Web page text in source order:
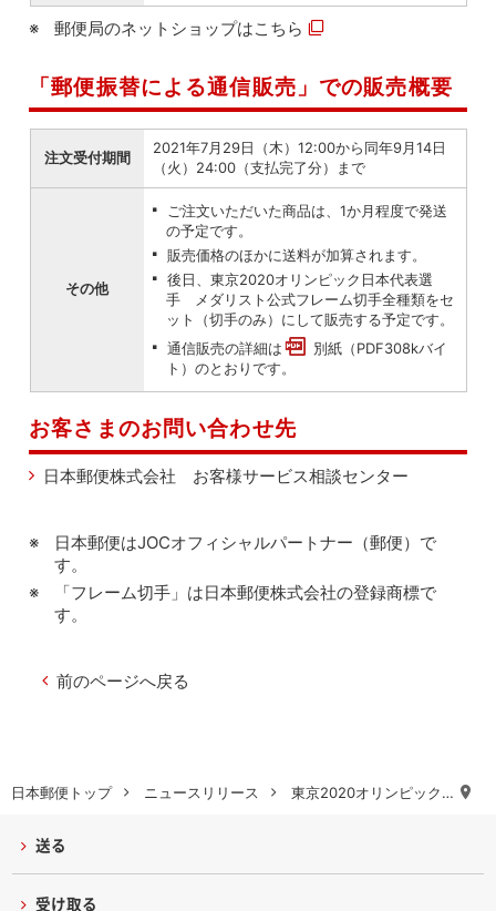
日本郵便トップ ニュースリリース 東京2020オリンピック…
郵便局のネットショップはこちら
「郵便振替による通信販売」での販売概要
注文受付期間
2021年7月29日（木）12:00から同年9月14日
（火）24:00（支払完了分）まで
その他
ご注文いただいた商品は、1か月程度で発送
の予定です。
販売価格のほかに送料が加算されます。
後日、東京2020オリンピック日本代表選
手 メダリスト公式フレーム切手全種類をセ
ット（切手のみ）にして販売する予定です。
通信販売の詳細は
別紙（PDF308kバイ
ト）のとおりです。
お客さまのお問い合わせ先
日本郵便株式会社 お客様サービス相談センター
日本郵便はJOCオフィシャルパートナー（郵便）で
す。
「フレーム切手」は日本郵便株式会社の登録商標で
す。
前のページへ戻る
送る
受け取る